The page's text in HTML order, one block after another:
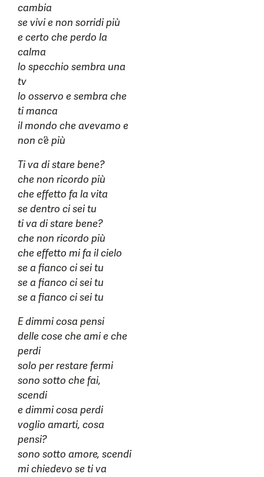
cambia
se vivi e non sorridi più
e certo che perdo la
calma
lo specchio sembra una
tv
lo osservo e sembra che
ti manca
il mondo che avevamo e
non c’è più
Ti va di stare bene?
che non ricordo più
che effetto fa la vita
se dentro ci sei tu
ti va di stare bene?
che non ricordo più
che effetto mi fa il cielo
se a fianco ci sei tu
se a fianco ci sei tu
se a fianco ci sei tu
E dimmi cosa pensi
delle cose che ami e che
perdi
solo per restare fermi
sono sotto che fai,
scendi
e dimmi cosa perdi
voglio amarti, cosa
pensi?
sono sotto amore, scendi
mi chiedevo se ti va